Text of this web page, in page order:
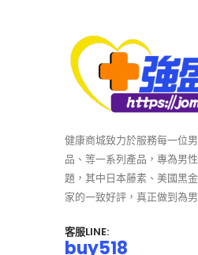
健康商城致力於服務每一位
品、等一系列產品，專為男
題，其中日本藤素、美國黑
家的一致好評，真正做到為
客服LINE:
buy518